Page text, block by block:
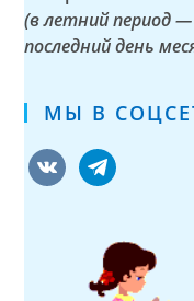
(в летний период —
последний день
МЫ В
vkontaktetelegram